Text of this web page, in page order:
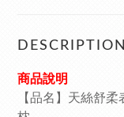
DESCRIPTION
商品說明
【品名】天絲舒